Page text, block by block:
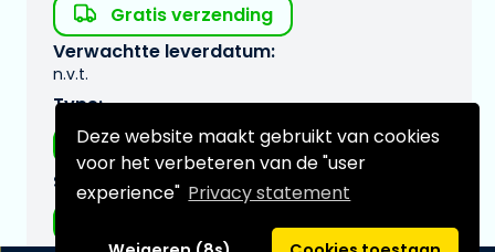
Deze website maakt gebruikt van cookies
voor het verbeteren van de "user
experience" Privacy statement
Gratis verzending
Verwachtte leverdatum:
n.v.t.
Type:
Anime figuren
Serie:
Super Robot Taisen